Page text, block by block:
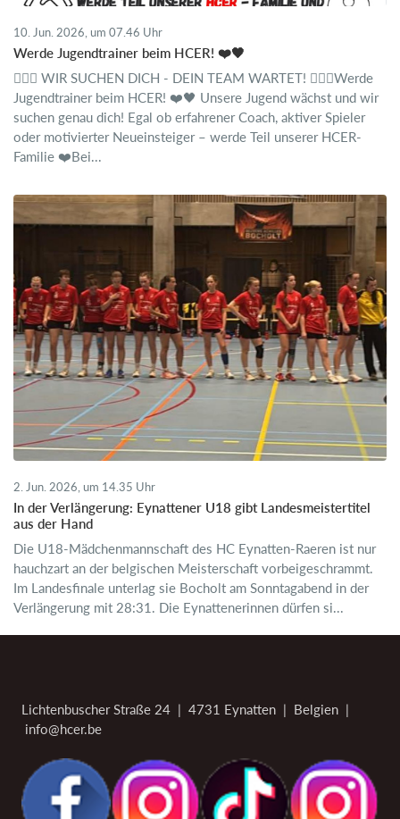
10. Jun. 2026, um 07.46 Uhr
Werde Jugendtrainer beim HCER! ❤️🖤
🤾🏻‍♂️ WIR SUCHEN DICH - DEIN TEAM WARTET! 🤾🏼‍♀️Werde
Jugendtrainer beim HCER! ❤️🖤 Unsere Jugend wächst und wir
suchen genau dich! Egal ob erfahrener Coach, aktiver Spieler
oder motivierter Neueinsteiger – werde Teil unserer HCER-
Familie ❤️Bei...
2. Jun. 2026, um 14.35 Uhr
In der Verlängerung: Eynattener U18 gibt Landesmeistertitel
aus der Hand
Die U18-Mädchenmannschaft des HC Eynatten-Raeren ist nur
hauchzart an der belgischen Meisterschaft vorbeigeschrammt.
Im Landesfinale unterlag sie Bocholt am Sonntagabend in der
Verlängerung mit 28:31. Die Eynattenerinnen dürfen si...
Lichtenbuscher Straße 24 | 4731 Eynatten | Belgien |
info@hcer.be